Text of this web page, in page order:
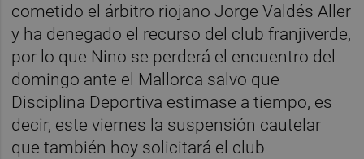
cometido el árbitro riojano Jorge Valdés Aller
y ha denegado el recurso del club franjiverde,
por lo que Nino se perderá el encuentro del
domingo ante el Mallorca salvo que
Disciplina Deportiva estimase a tiempo, es
decir, este viernes la suspensión cautelar
que también hoy solicitará el club